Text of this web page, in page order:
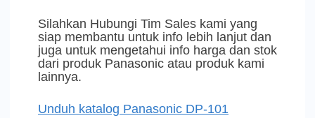
Silahkan Hubungi Tim Sales kami yang
siap membantu untuk info lebih lanjut dan
juga untuk mengetahui info harga dan stok
dari produk Panasonic atau produk kami
lainnya.
Unduh katalog Panasonic DP-101